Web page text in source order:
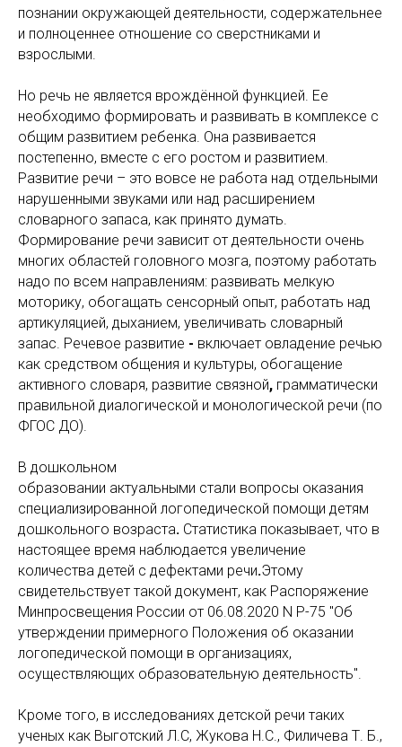
познании окружающей деятельности, содержательнее
и полноценнее отношение со сверстниками и
взрослыми.
Но речь не является врождённой функцией. Ее
необходимо формировать и развивать в комплексе с
общим развитием ребенка. Она развивается
постепенно, вместе с его ростом и развитием.
Развитие речи – это вовсе не работа над отдельными
нарушенными звуками или над расширением
словарного запаса, как принято думать.
Формирование речи зависит от деятельности очень
многих областей головного мозга, поэтому работать
надо по всем направлениям: развивать мелкую
моторику, обогащать сенсорный опыт, работать над
артикуляцией, дыханием, увеличивать словарный
запас. Речевое развитие - включает овладение речью
как средством общения и культуры, обогащение
активного словаря, развитие связной, грамматически
правильной диалогической и монологической речи (по
ФГОС ДО).
В дошкольном
образовании актуальными стали вопросы оказания
специализированной логопедической помощи детям
дошкольного возраста. Статистика показывает, что в
настоящее время наблюдается увеличение
количества детей с дефектами речи.Этому
свидетельствует такой документ, как Распоряжение
Минпросвещения России от 06.08.2020 N Р-75 "Об
утверждении примерного Положения об оказании
логопедической помощи в организациях,
осуществляющих образовательную деятельность".
Кроме того, в исследованиях детской речи таких
ученых как Выготский Л.С, Жукова Н.С., Филичева Т. Б.,